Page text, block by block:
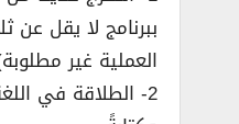
ببرنامج لا يقل عن
العملية غير
2- الطلاقة في